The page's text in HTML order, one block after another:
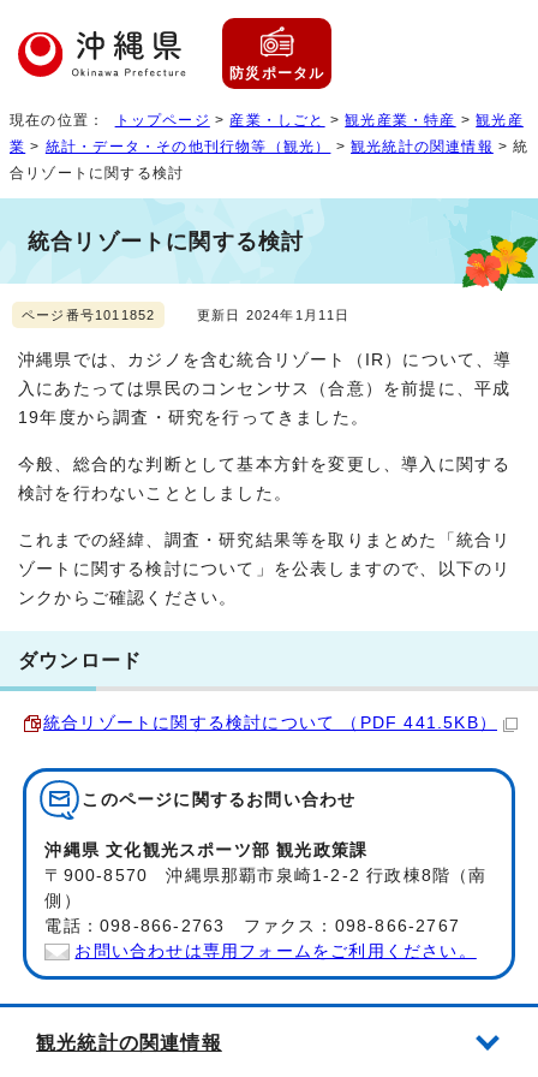
防災ポータル
現在の位置： トップページ > 産業・しごと >観光産業・特産 >観光産
業 > 統計・データ・その他刊行物等（観光） >観光統計の関連情報 > 統
合リゾートに関する検討
統合リゾートに関する検討
ページ番号1011852 更新日 2024年1月11日
沖縄県では、カジノを含む統合リゾート（IR）について、導
入にあたっては県民のコンセンサス（合意）を前提に、平成
19年度から調査・研究を行ってきました。
今般、総合的な判断として基本方針を変更し、導入に関する
検討を行わないこととしました。
これまでの経緯、調査・研究結果等を取りまとめた「統合リ
ゾートに関する検討について」を公表しますので、以下のリ
ンクからご確認ください。
ダウンロード
統合リゾートに関する検討について （PDF 441.5KB）
このページに関する お問い合わせ
沖縄県 文化観光スポーツ部 観光政策課
〒900-8570 沖縄県那覇市泉崎1-2-2 行政棟8階（南
側）
電話：098-866-2763 ファクス：098-866-2767
お問い合わせは専用フォームをご利用ください。
観光統計の関連情報